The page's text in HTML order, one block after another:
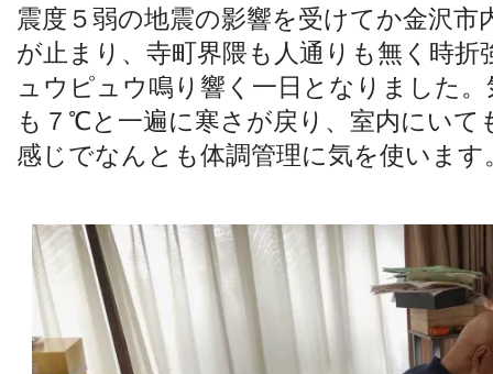
震度５弱の地震の影響を受けてか金沢
が止まり、寺町界隈も人通りも無く時
ュウピュウ鳴り響く一日となりました
も７℃と一遍に寒さが戻り、室内にいて
感じでなんとも体調管理に気を使います